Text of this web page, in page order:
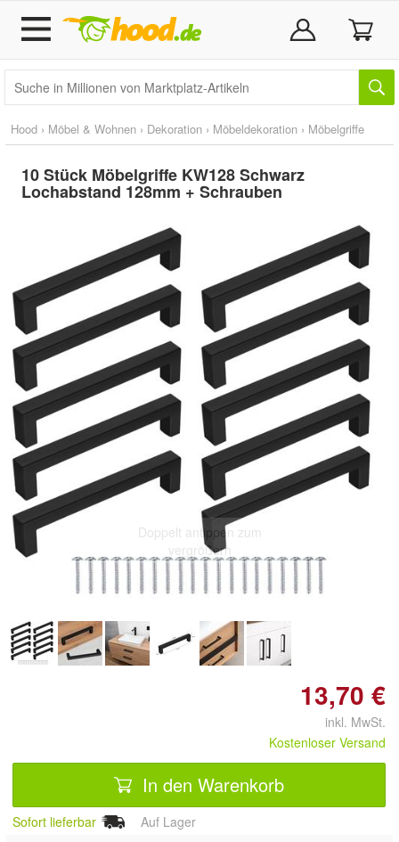
Hood › Möbel & Wohnen › Dekoration › Möbeldekoration › Möbelgriffe
10 Stück Möbelgriffe KW128 Schwarz
Lochabstand 128mm + Schrauben
Doppelt antippen zum
vergrößern
13,70 €
inkl. MwSt.
Kostenloser Versand
In den Warenkorb
Sofort lieferbar
Auf Lager